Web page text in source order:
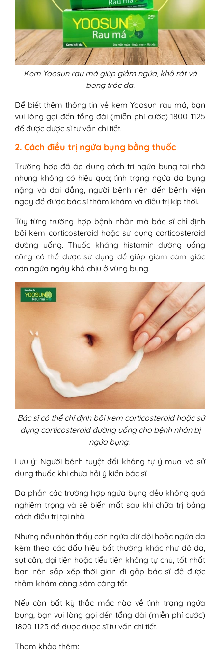
Kem Yoosun rau má giúp giảm ngứa, khô rát và
bong tróc da.
Để biết thêm thông tin về kem Yoosun rau má, bạn
vui lòng gọi đến tổng đài (miễn phí cước) 1800 1125
để được dược sĩ tư vấn chi tiết.
2. Cách điều trị ngứa bụng bằng thuốc
Trường hợp đã áp dụng cách trị ngứa bụng tại nhà
nhưng không có hiệu quả; tình trạng ngứa da bụng
nặng và dai dẳng, người bệnh nên đến bệnh viện
ngay để được bác sĩ thăm khám và điều trị kịp thời..
Tùy từng trường hợp bệnh nhân mà bác sĩ chỉ định
bôi kem corticosteroid hoặc sử dụng corticosteroid
đường uống. Thuốc kháng histamin đường uống
cũng có thể được sử dụng để giúp giảm cảm giác
cơn ngứa ngáy khó chịu ở vùng bụng.
Bác sĩ có thể chỉ định bôi kem corticosteroid hoặc sử
dụng corticosteroid đường uống cho bệnh nhân bị
ngứa bụng.
Lưu ý: Người bệnh tuyệt đối không tự ý mua và sử
dụng thuốc khi chưa hỏi ý kiến bác sĩ.
Đa phần các trường hợp ngứa bụng đều không quá
nghiêm trọng và sẽ biến mất sau khi chữa trị bằng
cách điều trị tại nhà.
Nhưng nếu nhận thấy cơn ngứa dữ dội hoặc ngứa da
kèm theo các dấu hiệu bất thường khác như đỏ da,
sụt cân, đại tiện hoặc tiểu tiện không tự chủ, tốt nhất
bạn nên sắp xếp thời gian đi gặp bác sĩ để được
thăm khám càng sớm càng tốt.
Nếu còn bất kỳ thắc mắc nào về tình trạng ngứa
bụng, bạn vui lòng gọi đến tổng đài (miễn phí cước)
1800 1125 để được dược sĩ tư vấn chi tiết.
Tham khảo thêm: